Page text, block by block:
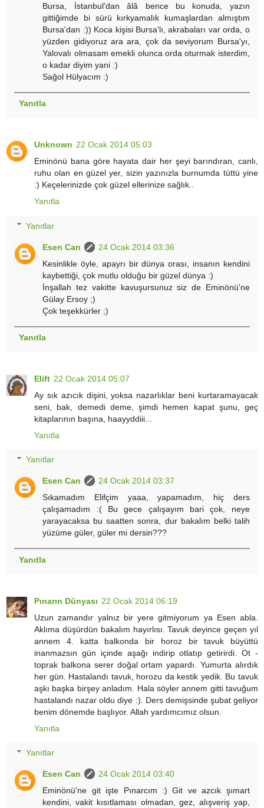
Bursa, İstanbul'dan âlâ bence bu konuda, yazın
gittiğimde bi sürü kırkyamalık kumaşlardan almıştım
Bursa'dan :)) Koca kişisi Bursa'lı, akrabaları var orda, o
yüzden gidiyoruz ara ara, çok da seviyorum Bursa'yı,
Yalovalı olmasam emekli olunca orda oturmak isterdim,
o kadar diyim yani :)
Sağol Hülyacım :)
Yanıtla
Unknown 22 Ocak 2014 05:03
Eminönü bana göre hayata dair her şeyi barındıran, canlı,
ruhu olan en güzel yer, sizin yazınızla burnumda tüttü yine
:) Keçelerinizde çok güzel ellerinize sağlık..
Yanıtla
Yanıtlar
Esen Can
24 Ocak 2014 03:36
Kesinlikle öyle, apayrı bir dünya orası, insanın kendini
kaybettiği, çok mutlu olduğu bir güzel dünya :)
İnşallah tez vakitte kavuşursunuz siz de Eminönü'ne
Gülay Ersoy ;)
Çok teşekkürler ;)
Yanıtla
Elift 22 Ocak 2014 05:07
Ay sık azıcık dişini, yoksa nazarlıklar beni kurtaramayacak
seni, bak, demedi deme, şimdi hemen kapat şunu, geç
kitaplarının başına, haayyddiii...
Yanıtla
Yanıtlar
Esen Can
24 Ocak 2014 03:37
Sıkamadım Elifçim yaaa, yapamadım, hiç ders
çalışamadım :( Bu gece çalışayım bari çok, neye
yarayacaksa bu saatten sonra, dur bakalım belki talih
yüzüme güler, güler mi dersin???
Yanıtla
Pınarın Dünyası 22 Ocak 2014 06:19
Uzun zamandır yalnız bir yere gitmiyorum ya Esen abla.
Aklıma düşürdün bakalım hayırlısı. Tavuk deyince geçen yıl
annem 4. katta balkonda bir horoz bir tavuk büyüttü
inanmazsın gün içinde aşağı indirip otlatıp getirirdi. Ot -
toprak balkona serer doğal ortam yapardı. Yumurta alırdık
her gün. Hastalandı tavuk, horozu da kestik yedik. Bu tavuk
aşkı başka birşey anladım. Hala söyler annem gitti tavuğum
hastalandı nazar oldu diye :). Ders demişsinde şubat geliyor
benim dönemde başlıyor. Allah yardımcımız olsun.
Yanıtla
Yanıtlar
Esen Can
24 Ocak 2014 03:40
Eminönü'ne git işte Pınarcım :) Git ve azcık şımart
kendini, vakit kısıtlaması olmadan, gez, alışveriş yap,